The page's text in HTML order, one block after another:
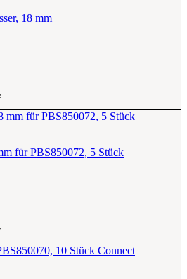
18 mm
für PBS850072, 5 Stück